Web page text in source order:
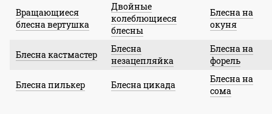
Вращающиеся
блесна вертушка
Двойные
колеблющиеся
блесны
Блесна на
окуня
Блесна кастмастер
Блесна
незацепляйка
Блесна на
форель
Блесна пилькер Блесна цикада
Блесна на
сома